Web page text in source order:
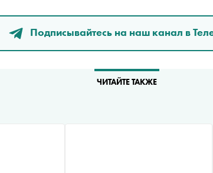
Подписывайтесь на наш канал в
ЧИТАЙТЕ ТАКЖЕ